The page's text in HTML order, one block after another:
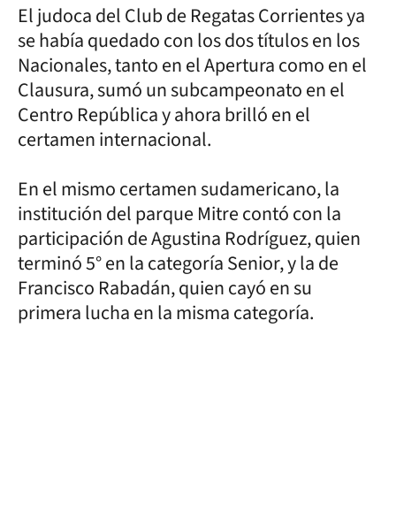
El judoca del Club de Regatas Corrientes ya
se había quedado con los dos títulos en los
Nacionales, tanto en el Apertura como en el
Clausura, sumó un subcampeonato en el
Centro República y ahora brilló en el
certamen internacional.
En el mismo certamen sudamericano, la
institución del parque Mitre contó con la
participación de Agustina Rodríguez, quien
terminó 5° en la categoría Senior, y la de
Francisco Rabadán, quien cayó en su
primera lucha en la misma categoría.